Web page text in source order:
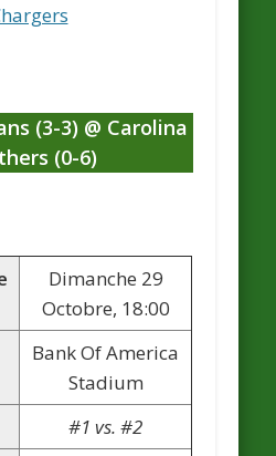
(3-3) @ Carolina
(0-6)
Dimanche 29
Octobre, 18:00
Bank Of America
Stadium
#1 vs. #2